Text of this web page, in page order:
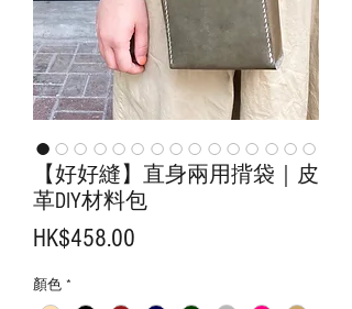
【好好縫】直身兩用揹袋｜皮
革DIY材料包
HK$458.00
顏色 *